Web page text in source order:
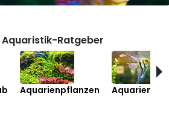
Aquaristik-Ratgeber
Aquarienpflanzen